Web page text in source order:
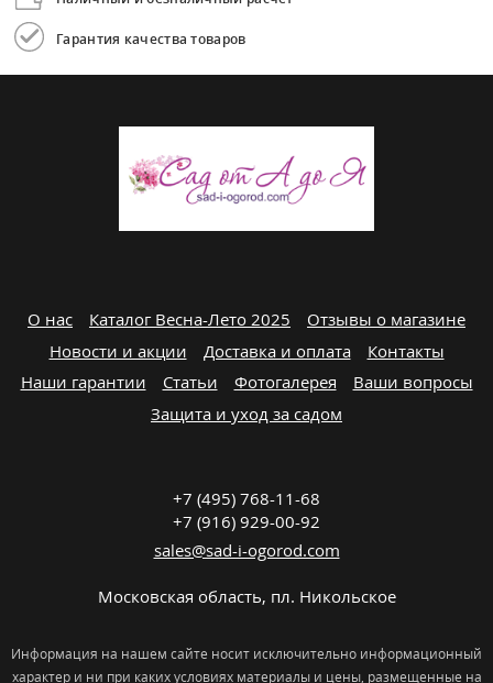
Гарантия качества товаров
О нас Каталог Весна-Лето 2025
Отзывы о магазине
Новости и акции
Доставка и оплата
Контакты
Наши гарантии
Статьи Фотогалерея
Ваши вопросы
Защита и уход за садом
+7 (495) 768-11-68
+7 (916) 929-00-92
sales@sad-i-ogorod.com
Московская область, пл. Никольcкое
Информация на нашем сайте носит исключительно информационный
характер и ни при каких условиях материалы и цены, размещенные на